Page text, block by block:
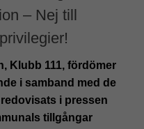
– Nej till
Klubb 111, fördömer
i samband med de
i pressen
tillgångar